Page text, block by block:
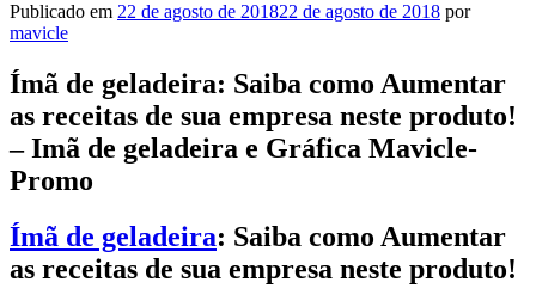
Publicado em 22 de agosto de 201822 de agosto de 2018 por
mavicle
Ímã de geladeira: Saiba como Aumentar
as receitas de sua empresa neste produto!
– Imã de geladeira e Gráfica Mavicle-
Promo
Ímã de geladeira: Saiba como Aumentar
as receitas de sua empresa neste produto!